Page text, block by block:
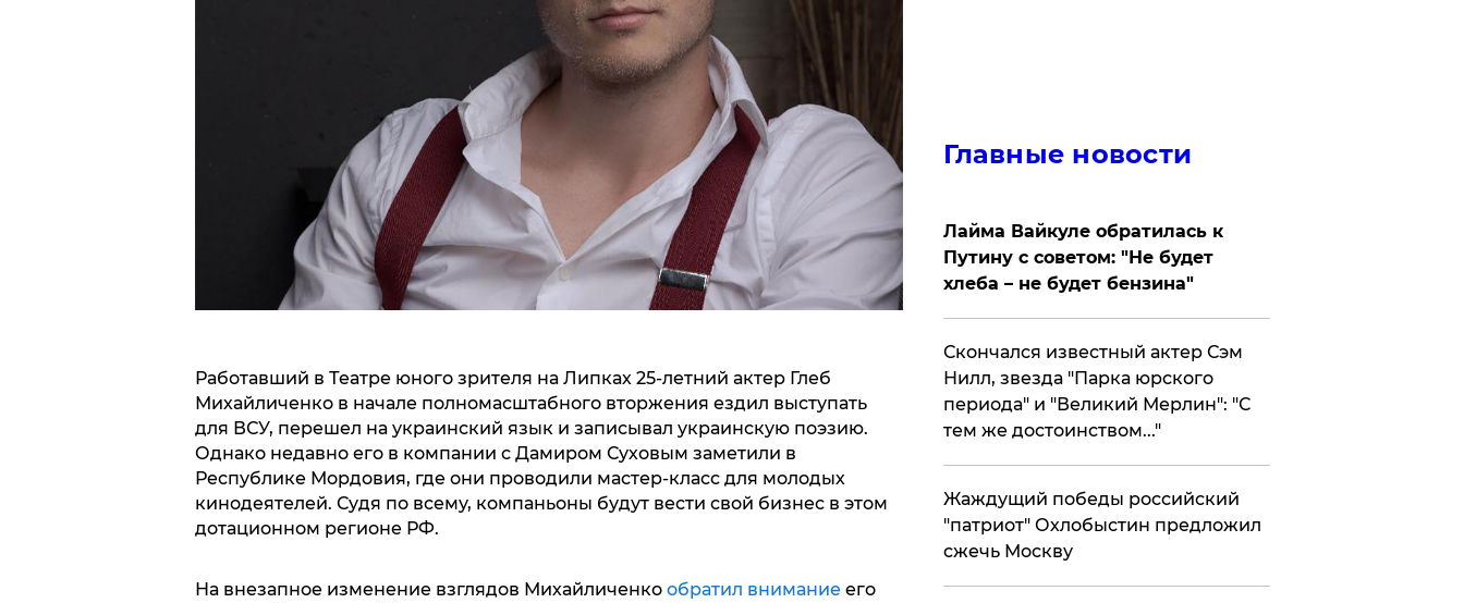
Работавший в Театре юного зрителя на Липках 25-летний актер Глеб
Михайличенко в начале полномасштабного вторжения ездил выступать
для ВСУ, перешел на украинский язык и записывал украинскую поэзию.
Однако недавно его в компании с Дамиром Суховым заметили в
Республике Мордовия, где они проводили мастер-класс для молодых
кинодеятелей. Судя по всему, компаньоны будут вести свой бизнес в этом
дотационном регионе РФ.
На внезапное изменение взглядов Михайличенко обратил вниманиеего
Главные новости
Лайма Вайкуле обратилась к
Путину с советом: "Не будет
хлеба – не будет бензина"
Скончался известный актер Сэм
Нилл, звезда "Парка юрского
периода" и "Великий Мерлин": "С
тем же достоинством..."
Жаждущий победы российский
"патриот" Охлобыстин предложил
сжечь Москву